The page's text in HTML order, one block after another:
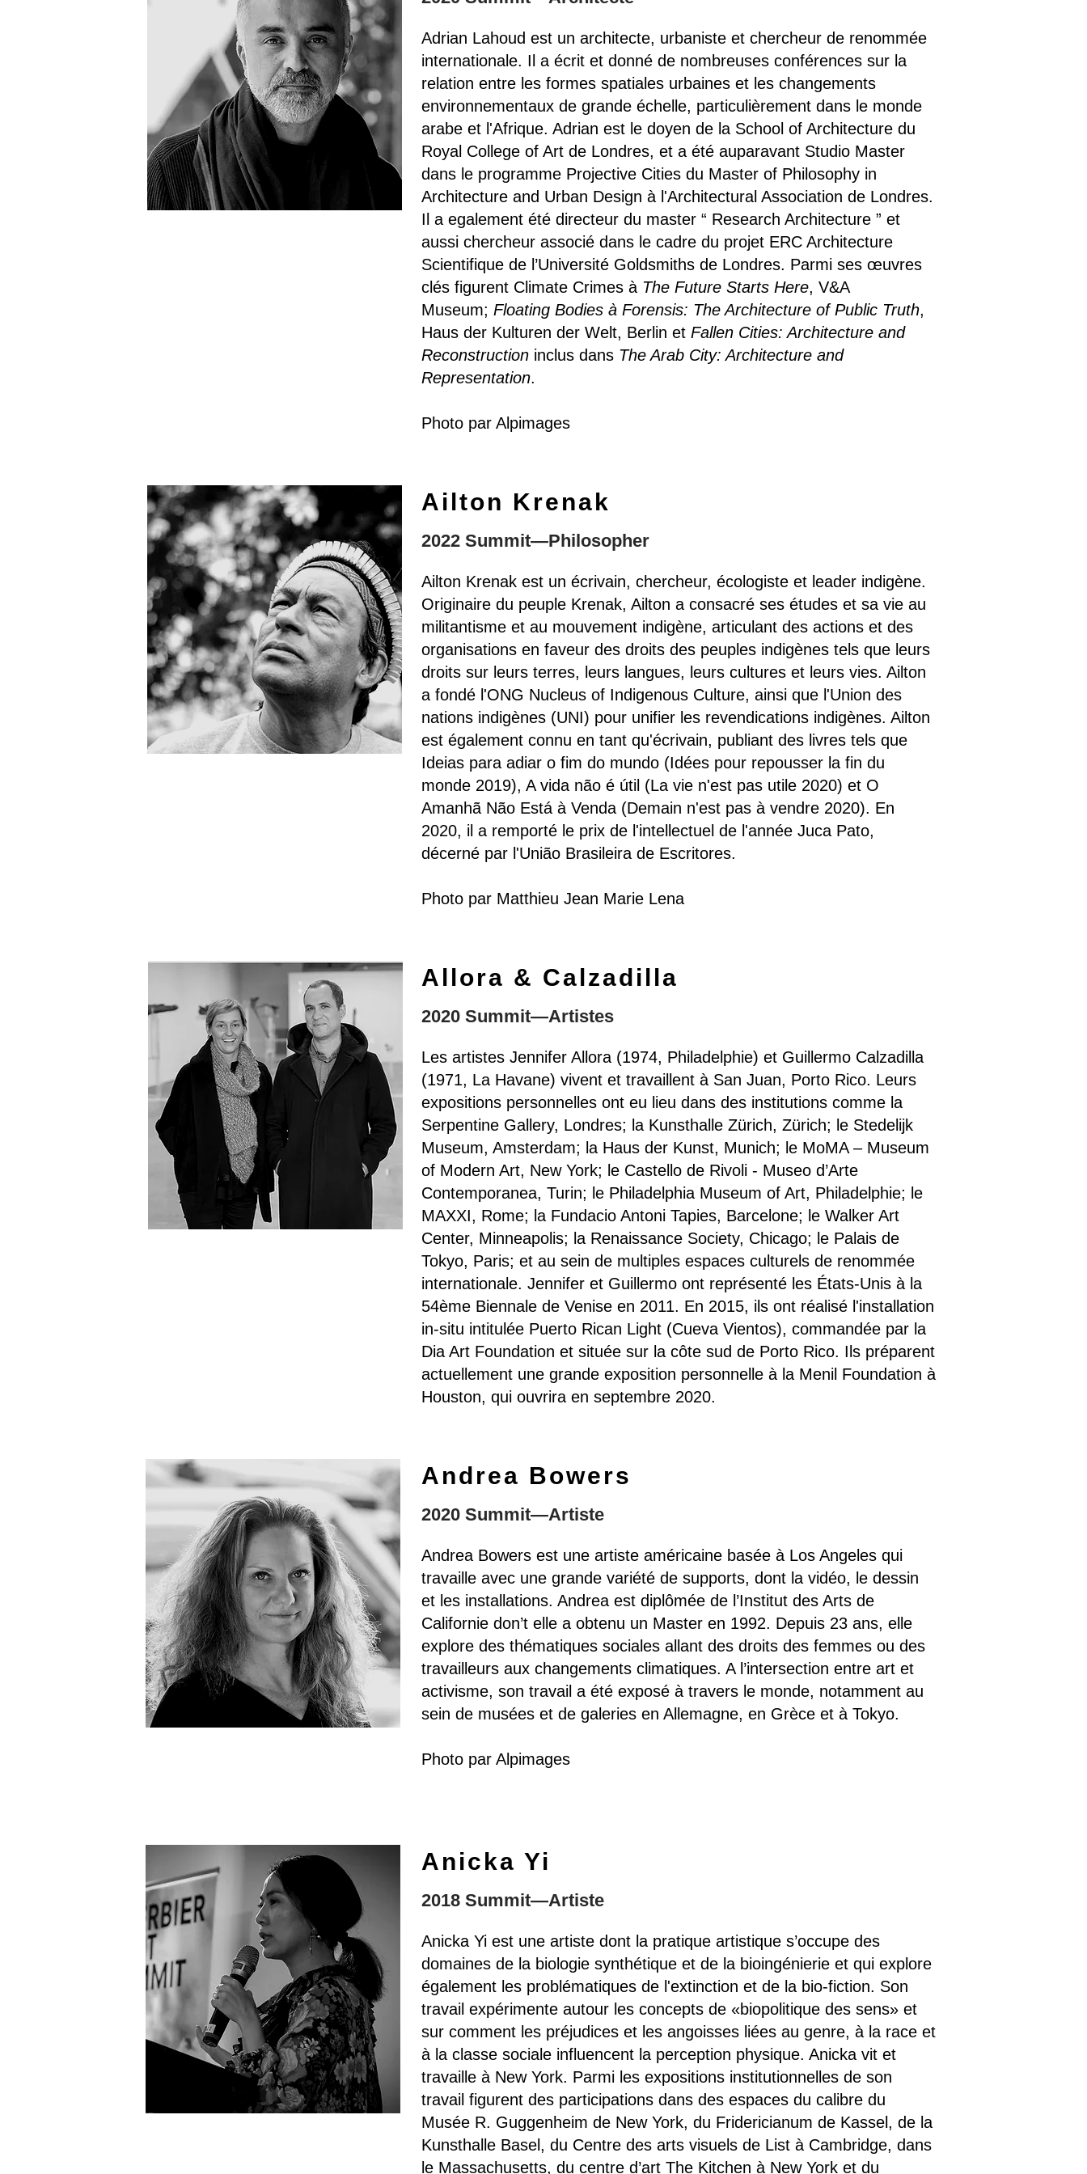
Adrian Lahoud est un architecte, urbaniste et chercheur de renommée
internationale. Il a écrit et donné de nombreuses conférences sur la
relation entre les formes spatiales urbaines et les changements
environnementaux de grande échelle, particulièrement dans le monde
arabe et l'Afrique. Adrian est le doyen de la School of Architecture du
Royal College of Art de Londres, et a été auparavant Studio Master
dans le programme Projective Cities du Master of Philosophy in
Architecture and Urban Design à l'Architectural Association de Londres.
Il a egalement été directeur du master “ Research Architecture ” et
aussi chercheur associé dans le cadre du projet ERC Architecture
Scientifique de l’Université Goldsmiths de Londres. Parmi ses œuvres
clés figurent Climate Crimes à The Future Starts Here, V&A
Museum; Floating Bodies à Forensis: The Architecture of Public Truth,
Haus der Kulturen der Welt, Berlin et Fallen Cities: Architecture and
Reconstruction inclus dans The Arab City: Architecture and
Representation.
Photo par Alpimages
Ailton Krenak
2022 Summit—Philosopher
Ailton Krenak est un écrivain, chercheur, écologiste et leader indigène.
Originaire du peuple Krenak, Ailton a consacré ses études et sa vie au
militantisme et au mouvement indigène, articulant des actions et des
organisations en faveur des droits des peuples indigènes tels que leurs
droits sur leurs terres, leurs langues, leurs cultures et leurs vies. Ailton
a fondé l'ONG Nucleus of Indigenous Culture, ainsi que l'Union des
nations indigènes (UNI) pour unifier les revendications indigènes. Ailton
est également connu en tant qu'écrivain, publiant des livres tels que
Ideias para adiar o fim do mundo (Idées pour repousser la fin du
monde 2019), A vida não é útil (La vie n'est pas utile 2020) et O
Amanhã Não Está à Venda (Demain n'est pas à vendre 2020). En
2020, il a remporté le prix de l'intellectuel de l'année Juca Pato,
décerné par l'União Brasileira de Escritores.
Photo par Matthieu Jean Marie Lena
Allora & Calzadilla
2020 Summit—Artistes
Les artistes Jennifer Allora (1974, Philadelphie) et Guillermo Calzadilla
(1971, La Havane) vivent et travaillent à San Juan, Porto Rico. Leurs
expositions personnelles ont eu lieu dans des institutions comme la
Serpentine Gallery, Londres; la Kunsthalle Zürich, Zürich; le Stedelijk
Museum, Amsterdam; la Haus der Kunst, Munich; le MoMA – Museum
of Modern Art, New York; le Castello de Rivoli - Museo d’Arte
Contemporanea, Turin; le Philadelphia Museum of Art, Philadelphie; le
MAXXI, Rome; la Fundacio Antoni Tapies, Barcelone; le Walker Art
Center, Minneapolis; la Renaissance Society, Chicago; le Palais de
Tokyo, Paris; et au sein de multiples espaces culturels de renommée
internationale. Jennifer et Guillermo ont représenté les États-Unis à la
54ème Biennale de Venise en 2011. En 2015, ils ont réalisé l'installation
in-situ intitulée Puerto Rican Light (Cueva Vientos), commandée par la
Dia Art Foundation et située sur la côte sud de Porto Rico. Ils préparent
actuellement une grande exposition personnelle à la Menil Foundation à
Houston, qui ouvrira en septembre 2020.
Andrea Bowers
2020 Summit—Artiste
Andrea Bowers est une artiste américaine basée à Los Angeles qui
travaille avec une grande variété de supports, dont la vidéo, le dessin
et les installations. Andrea est diplômée de l’Institut des Arts de
Californie don’t elle a obtenu un Master en 1992. Depuis 23 ans, elle
explore des thématiques sociales allant des droits des femmes ou des
travailleurs aux changements climatiques. A l’intersection entre art et
activisme, son travail a été exposé à travers le monde, notamment au
sein de musées et de galeries en Allemagne, en Grèce et à Tokyo.
Photo par Alpimages
Anicka Yi
2018 Summit—Artiste
Anicka Yi est une artiste dont la pratique artistique s’occupe des
domaines de la biologie synthétique et de la bioingénierie et qui explore
également les problématiques de l'extinction et de la bio-fiction. Son
travail expérimente autour les concepts de «biopolitique des sens» et
sur comment les préjudices et les angoisses liées au genre, à la race et
à la classe sociale influencent la perception physique. Anicka vit et
travaille à New York. Parmi les expositions institutionnelles de son
travail figurent des participations dans des espaces du calibre du
Musée R. Guggenheim de New York, du Fridericianum de Kassel, de la
Kunsthalle Basel, du Centre des arts visuels de List à Cambridge, dans
le Massachusetts, du centre d’art The Kitchen à New York et du